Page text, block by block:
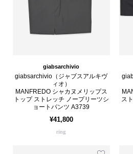
giabsarchivio
giabsarchivio（ジャブスアルキヴ
ィオ）
MANFREDO シャカヌメリップス
トップ ストレッチ ノープリーツシ
ョートパンツ A3739
¥41,800
ring
ス